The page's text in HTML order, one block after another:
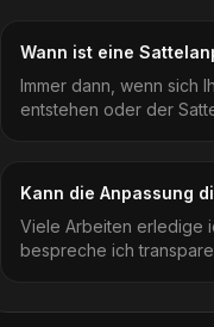
Wann ist eine
Immer dann, wenn sich
entstehen oder der
Kann die Anpassung
Viele Arbeiten erledige
bespreche ich